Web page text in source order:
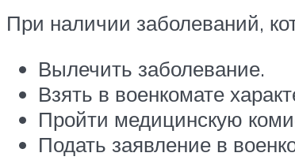
При наличии заболеваний,
Вылечить заболевание.
Взять в военкомате
Пройти медицинскую
Подать заявление в